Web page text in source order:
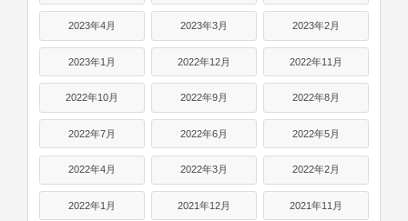
2023年4月 2023年3月 2023年2月
2023年1月 2022年12月 2022年11月
2022年10月 2022年9月 2022年8月
2022年7月 2022年6月 2022年5月
2022年4月 2022年3月 2022年2月
2022年1月 2021年12月 2021年11月